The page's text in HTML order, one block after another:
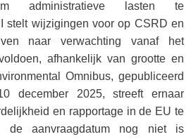
administratieve lasten te
stelt wijzigingen voor op CSRD en
naar verwachting vanaf het
afhankelijk van grootte en
Omnibus, gepubliceerd
december 2025, streeft ernaar
en rapportage in de EU te
de aanvraagdatum nog niet is